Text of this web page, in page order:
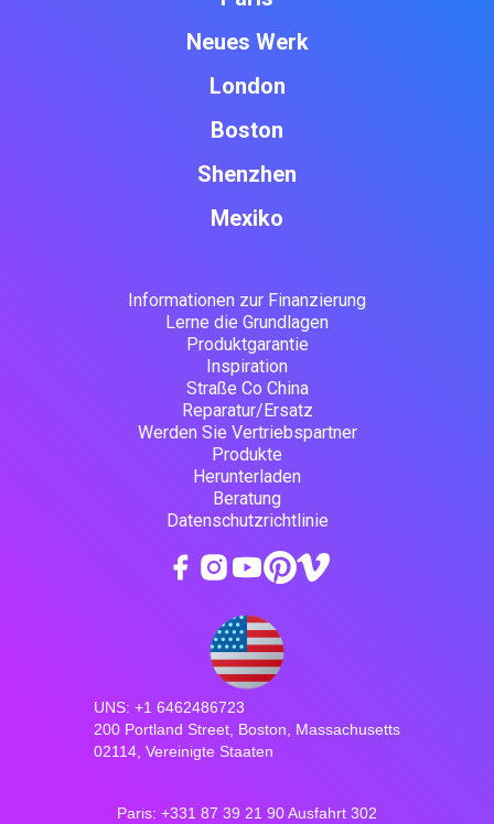
Neues Werk
London
Boston
Shenzhen
Mexiko
Informationen zur Finanzierung
Lerne die Grundlagen
Produktgarantie
Inspiration
Straße Co China
Reparatur/Ersatz
Werden Sie Vertriebspartner
Produkte
Herunterladen
Beratung
Datenschutzrichtlinie
UNS: +1 6462486723
200 Portland Street, Boston, Massachusetts
02114, Vereinigte Staaten
Paris: +331 87 39 21 90 Ausfahrt 302